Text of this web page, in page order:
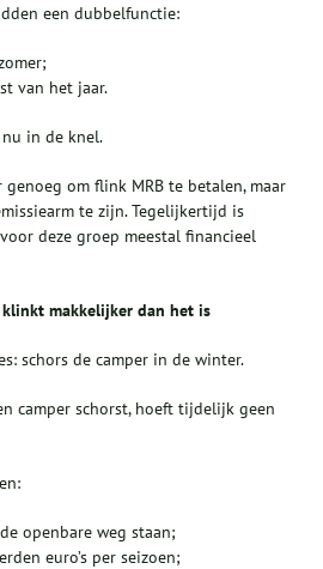
een dubbelfunctie:
van het jaar.
in de knel.
genoeg om flink MRB te betalen, maar
te zijn. Tegelijkertijd is
deze groep meestal financieel
klinkt makkelijker dan het is
schors de camper in de winter.
camper schorst, hoeft tijdelijk geen
openbare weg staan;
euro’s per seizoen;